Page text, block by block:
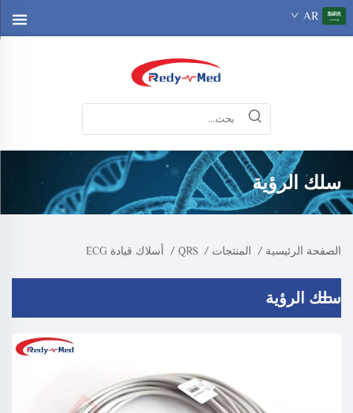
AR
سلك الرؤية
الصفحة الرئيسية / المنتجات /
QRS
/ أسلاك قيادة ECG
سلك الرؤية